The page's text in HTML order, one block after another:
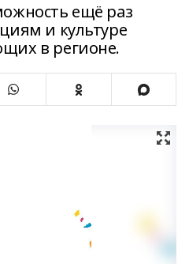
ещё раз
и культуре
в регионе.